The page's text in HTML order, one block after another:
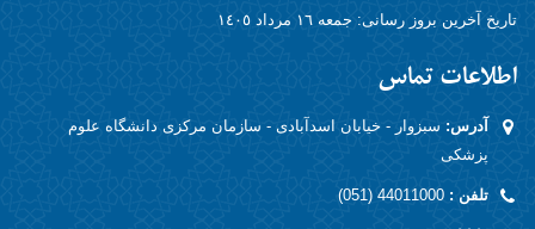
تاریخ آخرین بروز رسانی: جمعه ١٦ مرداد ١٤٠٥
اطلاعات تماس
آدرس: سبزوار - خیابان اسدآبادی - سازمان مرکزی دانشگاه علوم
پزشکی
تلفن :